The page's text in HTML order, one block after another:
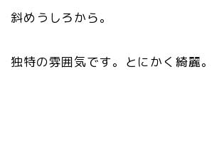
斜めうしろから。
独特の雰囲気です。とにかく綺麗。